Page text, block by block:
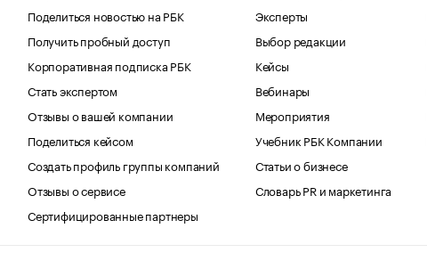
Поделиться новостью на РБК
Получить пробный доступ
Корпоративная подписка РБК
Стать экспертом
Отзывы о вашей компании
Поделиться кейсом
Создать профиль группы компаний
Отзывы о сервисе
Сертифицированные партнеры
Эксперты
Выбор редакции
Кейсы
Вебинары
Мероприятия
Учебник РБК Компании
Статьи о бизнесе
Словарь PR и маркетинга